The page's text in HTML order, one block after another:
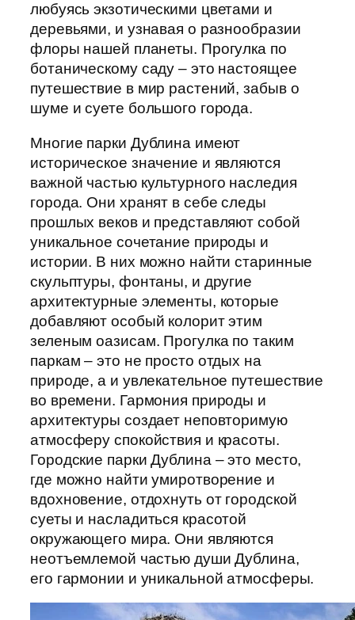
любуясь экзотическими цветами и
деревьями, и узнавая о разнообразии
флоры нашей планеты. Прогулка по
ботаническому саду – это настоящее
путешествие в мир растений, забыв о
шуме и суете большого города.
Многие парки Дублина имеют
историческое значение и являются
важной частью культурного наследия
города. Они хранят в себе следы
прошлых веков и представляют собой
уникальное сочетание природы и
истории. В них можно найти старинные
скульптуры, фонтаны, и другие
архитектурные элементы, которые
добавляют особый колорит этим
зеленым оазисам. Прогулка по таким
паркам – это не просто отдых на
природе, а и увлекательное путешествие
во времени. Гармония природы и
архитектуры создает неповторимую
атмосферу спокойствия и красоты.
Городские парки Дублина – это место,
где можно найти умиротворение и
вдохновение, отдохнуть от городской
суеты и насладиться красотой
окружающего мира. Они являются
неотъемлемой частью души Дублина,
его гармонии и уникальной атмосферы.